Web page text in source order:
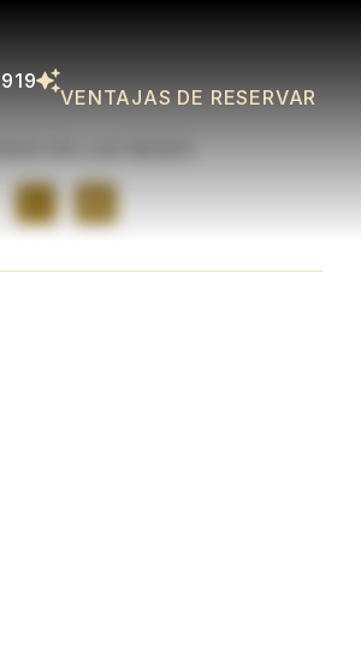
VENTAJAS DE RESERVAR